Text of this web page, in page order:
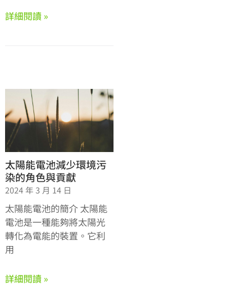
詳細閱讀 »
太陽能電池減少環境污
染的角色與貢獻
2024 年 3 月 14 日
太陽能電池的簡介 太陽能
電池是一種能夠將太陽光
轉化為電能的裝置。它利
用
詳細閱讀 »